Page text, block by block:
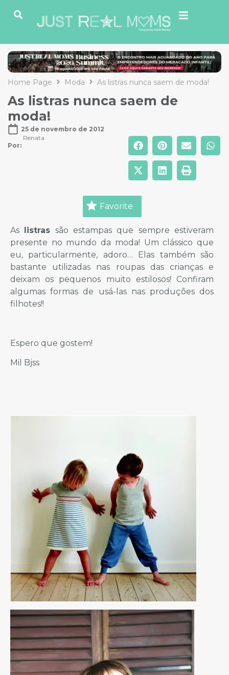
Home Page Moda As listras nunca saem de moda!
As listras nunca saem de
moda!
25 de novembro de 2012
Por:
Renata
Favorite
As listras são estampas que sempre estiveram
presente no mundo da moda! Um clássico que
eu, particularmente, adoro… Elas também são
bastante utilizadas nas roupas das crianças e
deixam os pequenos muito estilosos! Confiram
algumas formas de usá-las nas produções dos
filhotes!!
Espero que gostem!
Mil Bjss